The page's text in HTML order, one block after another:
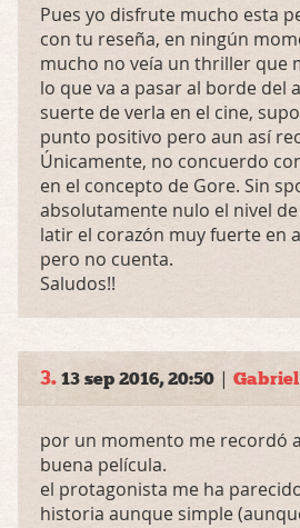
Pues yo disfrute mucho esta
con tu reseña, en ningún
mucho no veía un thriller que
lo que va a pasar al borde del
suerte de verla en el cine,
punto positivo pero aun así
Únicamente, no concuerdo
en el concepto de Gore. Sin
absolutamente nulo el nivel
latir el corazón muy fuerte en
pero no cuenta.
Saludos!!
3. 13 sep 2016, 20:50 | Gabriel
por un momento me recordó a
buena película.
el protagonista me ha
historia aunque simple